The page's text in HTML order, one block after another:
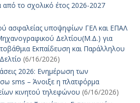
από το σχολικό έτος 2026-2027
ασφαλείας υποψηφίων ΓΕΛ και ΕΠΑΛ
Δελτίου(Μ.Δ.) για
Εκπαίδευση και Παράλληλου
(6/16/2026)
2026: Ενημέρωση των
sms – Άνοιξε η πλατφόρμα
κινητού τηλεφώνου (6/16/2026)